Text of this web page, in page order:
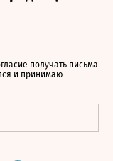
получать письма
и принимаю